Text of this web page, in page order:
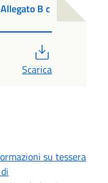
B c
Scarica
su tessera